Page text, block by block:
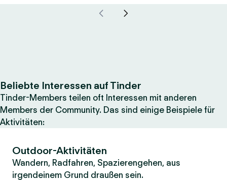
Beliebte Interessen auf Tinder
Tinder-Members teilen oft Interessen mit anderen
Members der Community. Das sind einige Beispiele für
Aktivitäten:
Outdoor-Aktivitäten
Wandern, Radfahren, Spazierengehen, aus
irgendeinem Grund draußen sein.